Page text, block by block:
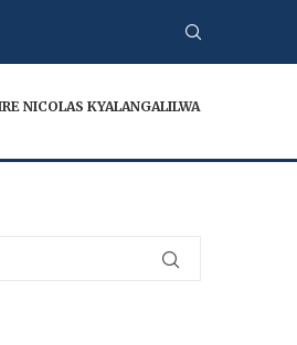
NICOLAS KYALANGALILWA APPELLE À...